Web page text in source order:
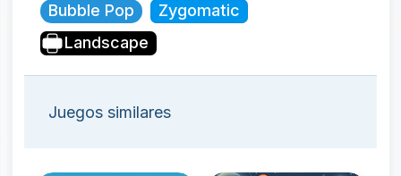
Bubble Pop
Zygomatic
Landscape
Juegos similares